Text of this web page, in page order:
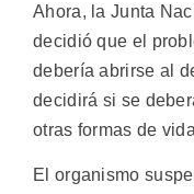
Ahora, la Junta
decidió que el
debería abrirse al
decidirá si se
otras formas de
El organismo